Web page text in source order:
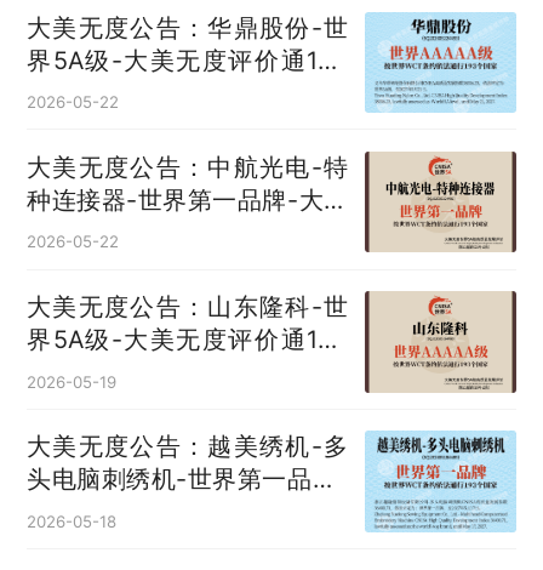
大美无度公告：华鼎股份-世
界5A级-大美无度评价通193
国
2026-05-22
大美无度公告：中航光电-特
种连接器‌-世界第一品牌-大美
无度评价通193国
2026-05-22
大美无度公告：山东隆科-世
界5A级-大美无度评价通193
国
2026-05-19
大美无度公告：越美绣机-多
头电脑刺绣机‌-世界第一品牌-
大美无度评价通193国
2026-05-18